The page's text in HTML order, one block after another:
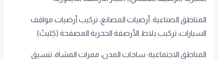
المناطق الصناعية: أرضيات المصانع، تركيب أرضيات مواقف
السيارات، تركيب بلاط الأرصفة الحجرية المصفحة (كِليتْ).
المناطق الاجتماعية: ساحات المدن، ممرات المشاة، تنسيق